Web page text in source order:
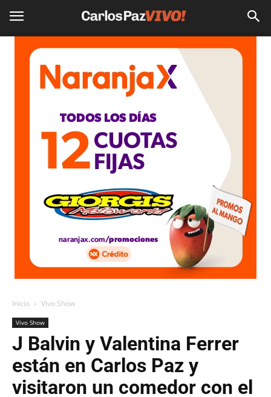
Inicio Vivo Show
Vivo Show
J Balvin y Valentina Ferrer
están en Carlos Paz y
visitaron un comedor con el